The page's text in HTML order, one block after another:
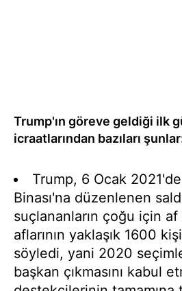
Trump'ın göreve geldiği ilk
icraatlarından bazıları
Trump, 6 Ocak
Binası'na düzenlenen
suçlananların çoğu için
aflarının yaklaşık 1600
söyledi, yani 2020
başkan çıkmasını kabul